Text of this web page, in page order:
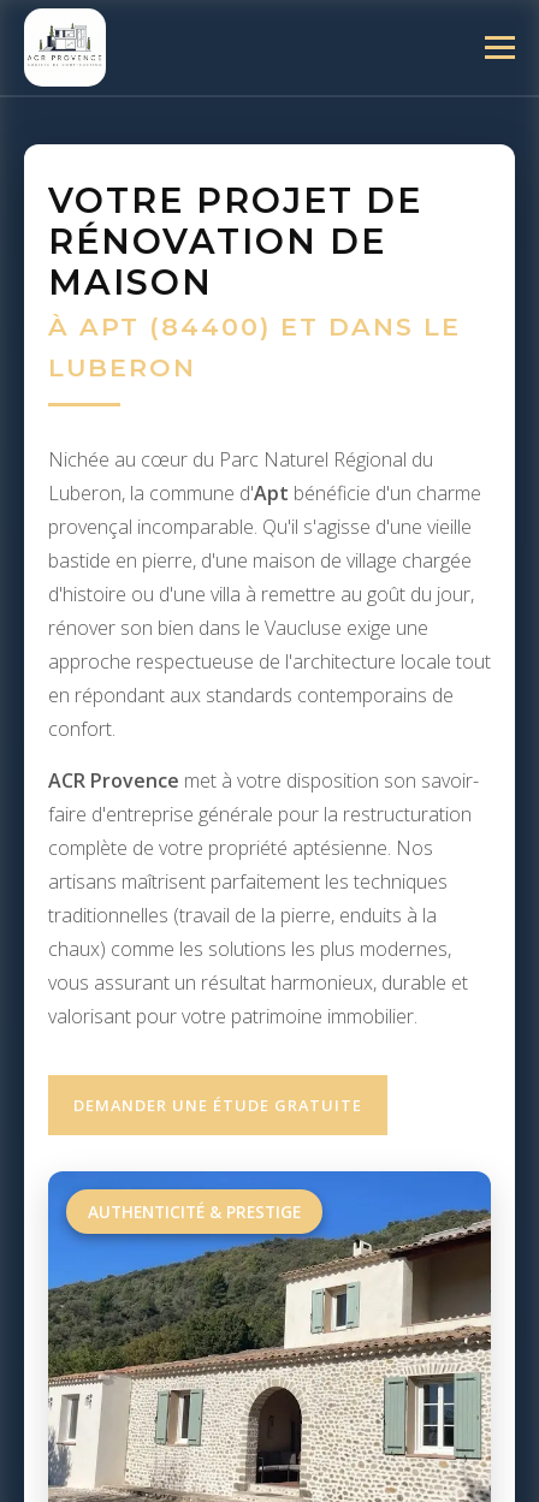
VOTRE PROJET DE
RÉNOVATION DE
MAISON
À APT (84400) ET DANS LE
LUBERON
Nichée au cœur du Parc Naturel Régional du
Luberon, la commune d'Apt bénéficie d'un charme
provençal incomparable. Qu'il s'agisse d'une vieille
bastide en pierre, d'une maison de village chargée
d'histoire ou d'une villa à remettre au goût du jour,
rénover son bien dans le Vaucluse exige une
approche respectueuse de l'architecture locale tout
en répondant aux standards contemporains de
confort.
ACR Provence met à votre disposition son savoir-
faire d'entreprise générale pour la restructuration
complète de votre propriété aptésienne. Nos
artisans maîtrisent parfaitement les techniques
traditionnelles (travail de la pierre, enduits à la
chaux) comme les solutions les plus modernes,
vous assurant un résultat harmonieux, durable et
valorisant pour votre patrimoine immobilier.
DEMANDER UNE ÉTUDE GRATUITE
AUTHENTICITÉ & PRESTIGE